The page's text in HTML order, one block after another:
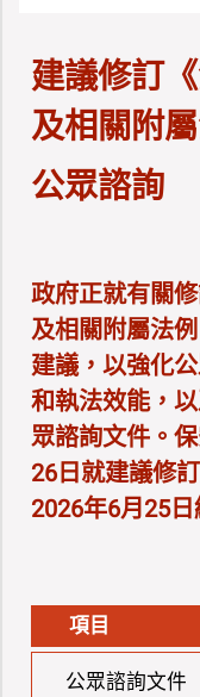
建議修訂
及相關附
公眾諮詢
政府正就有關
及相關附屬法
建議，以強化
和執法效能，
眾諮詢文件。
26日就建議修
2026年6月25日
項目
公眾諮詢文件